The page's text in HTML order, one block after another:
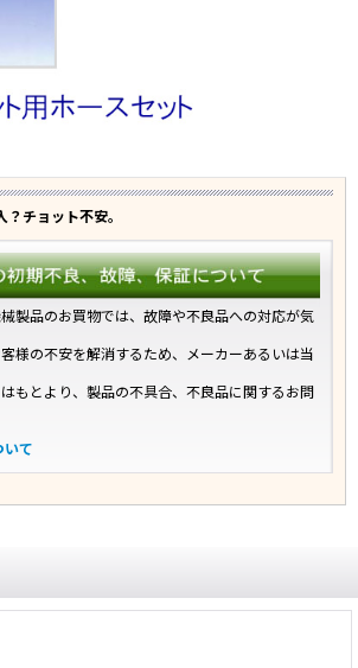
チョット不安。
製品のお買物では、故障や不良品への対応が気
様の不安を解消するため、メーカーあるいは当
もとより、製品の不具合、不良品に関するお問
いて